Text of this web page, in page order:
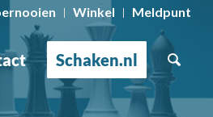
Winkel Meldpunt
Schaken.nl